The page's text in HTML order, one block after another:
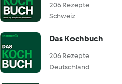
206 Rezepte
Schweiz
Das Kochbuch
206 Rezepte
Deutschland